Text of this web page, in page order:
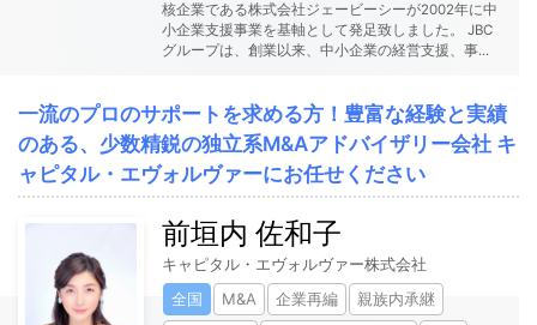
核企業である株式会社ジェービーシーが2002年に中
小企業支援事業を基軸として発足致しました。 JBC
グループは、創業以来、中小企業の経営支援、事...
一流のプロのサポートを求める方！豊富な経験と実績
のある、少数精鋭の独立系M&Aアドバイザリー会社 キ
ャピタル・エヴォルヴァーにお任せください
前垣内 佐和子
キャピタル・エヴォルヴァー株式会社
全国
M&A 企業再編
親族内承継